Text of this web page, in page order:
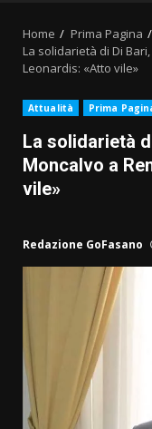
Home
Prima Pagina
La solidarietà di Di
Leonardis: «Atto vile»
Attualità Prima
La solidarietà
Moncalvo a
vile»
Redazione GoFasano